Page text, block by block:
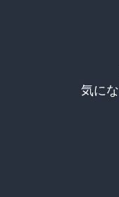
気に